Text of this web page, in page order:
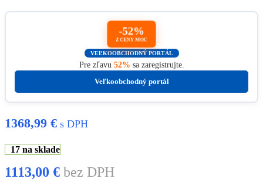
-52%
Z CENY MOC
VEĽKOOBCHODNÝ PORTÁL
Pre zľavu 52% sa zaregistrujte.
Veľkoobchodný portál
1368,99 € s DPH
17 na sklade
1113,00 € bez DPH